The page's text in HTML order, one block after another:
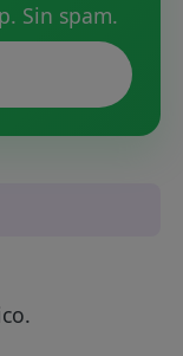
Sin spam.